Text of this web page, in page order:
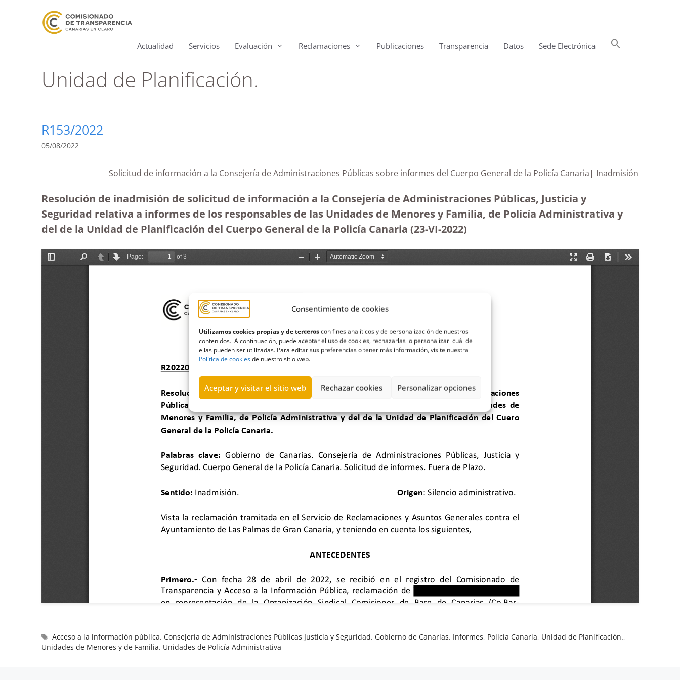
Consentimiento de cookies
Utilizamos cookies propias y de terceroscon fines analíticos y de personalización de nuestros
contenidos. A continuación, puede aceptar el uso de cookies, rechazarlas o personalizar cuál de
ellas pueden ser utilizadas. Para editar sus preferencias o tener más información, visite nuestra
Política de cookiesde nuestro sitio web.
Aceptar y visitar el sitio web Rechazar cookies Personalizar opciones
Actualidad Servicios Evaluación Reclamaciones Publicaciones Transparencia Datos Sede Electrónica
Unidad de Planificación.
R153/2022
05/08/2022
Solicitud de información a la Consejería de Administraciones Públicas sobre informes del Cuerpo General de la Policía Canaria| Inadmisión
Resolución de inadmisión de solicitud de información a la Consejería de Administraciones Públicas, Justicia y
Seguridad relativa a informes de los responsables de las Unidades de Menores y Familia, de Policía Administrativa y
del de la Unidad de Planificación del Cuerpo General de la Policía Canaria (23-VI-2022)
Acceso a la información pública,Consejería de Administraciones Públicas Justicia y Seguridad, Gobierno de Canarias, Informes, Policía Canaria, Unidad de Planificación.,
Unidades de Menores y de Familia, Unidades de Policía Administrativa